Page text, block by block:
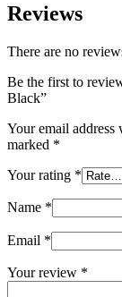
Reviews
There are no
Be the first to
Black”
Your email
marked *
Your rating *
Name *
Email *
Your review *